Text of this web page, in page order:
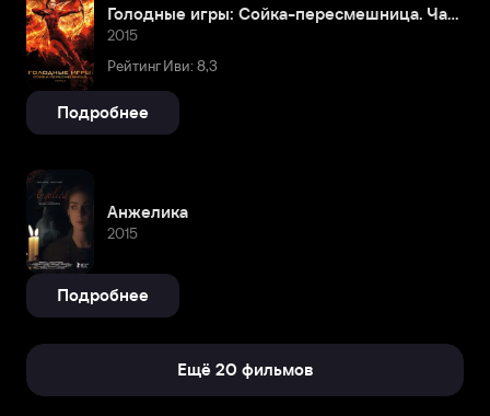
Голодные игры: Сойка-пересмешница. Часть II
2015
Рейтинг Иви: 8,3
Подробнее
Анжелика
2015
Подробнее
Ещё 20 фильмов